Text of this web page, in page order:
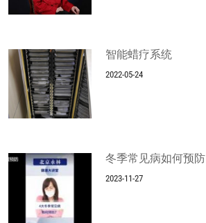
智能蜡疗系统
2022-05-24
冬季常见病如何预防
2023-11-27